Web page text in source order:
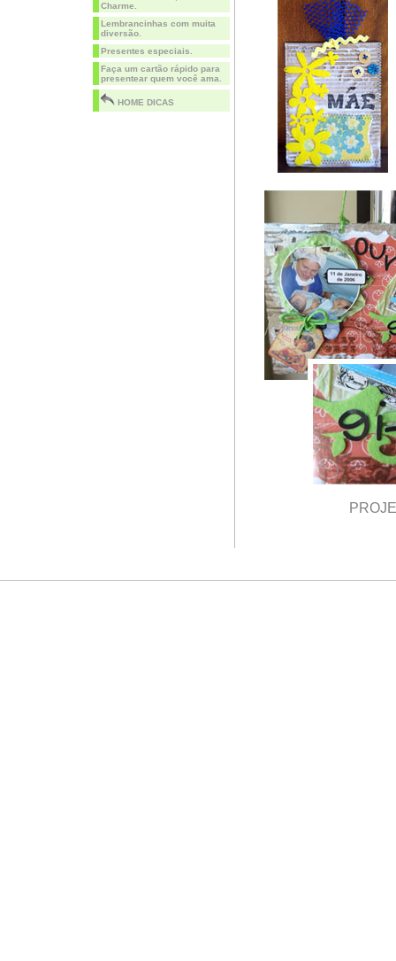
Charme.
Lembrancinhas com muita
diversão.
Presentes especiais.
Faça um cartão rápido para
presentear quem você ama.
HOME DICAS